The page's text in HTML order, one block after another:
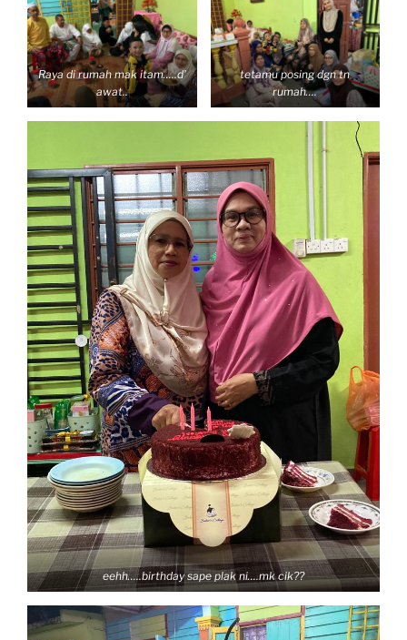
Raya di rumah mak itam…..d’
awat..
tetamu posing dgn tn
rumah….
eehh…..birthday sape plak ni….mk cik??